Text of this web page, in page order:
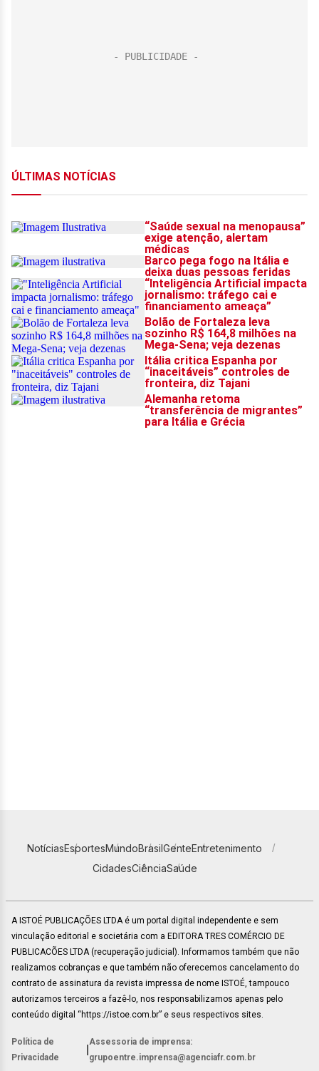
NotíciasEsportesMundoBrasilGenteEntretenimento
CidadesCiênciaSaúde
A ISTOÉ PUBLICAÇÕES LTDA é um portal digital independente e sem
vinculação editorial e societária com a EDITORA TRES COMÉRCIO DE
PUBLICACÕES LTDA (recuperação judicial). Informamos também que não
realizamos cobranças e que também não oferecemos cancelamento do
contrato de assinatura da revista impressa de nome ISTOÉ, tampouco
autorizamos terceiros a fazê-lo, nos responsabilizamos apenas pelo
conteúdo digital “https://istoe.com.br” e seus respectivos sites.
Política de
Privacidade
Assessoria de imprensa:
grupoentre.imprensa@agenciafr.com.br